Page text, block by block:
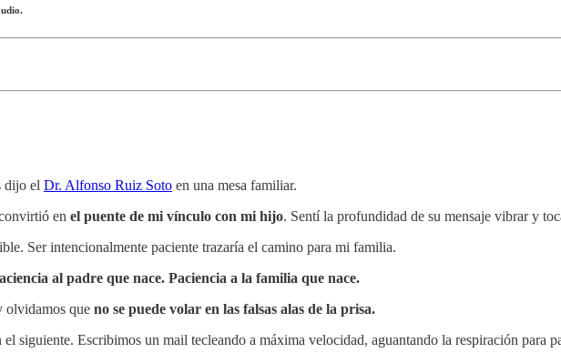
dijo el Dr. Alfonso Ruiz Soto en una mesa familiar.
en el puente de mi vínculo con mi hijo. Sentí la profundidad de su mensaje vibrar y
Ser intencionalmente paciente trazaría el camino para mi familia.
al padre que nace. Paciencia a la familia que nace.
olvidamos que no se puede volar en las falsas alas de la prisa.
siguiente. Escribimos un mail tecleando a máxima velocidad, aguantando la respiración para